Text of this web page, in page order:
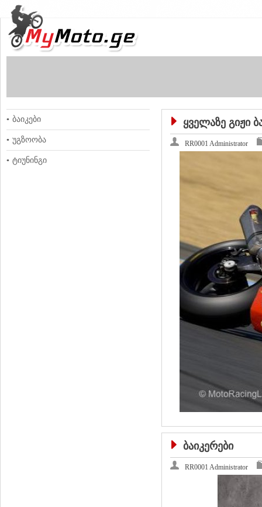
ბაიკები
უგზოობა
ტიუნინგი
ყველაზე გიჟი
RR0001 Administrator
ბაიკერები
RR0001 Administrator